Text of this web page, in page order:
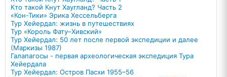
Кто такой Кнут Хаугланд? Часть 2
«Кон-Тики» Эрика Хессельберга
Тур Хейердал: жизнь в путешествиях
Тур «Король Фату–Хивский»
Тур Хейердал: 50 лет после первой экспедиции и далее
(Маркизы 1987)
Галапагосы - первая археологическая экспедиция Тура
Хейердала
Тур Хейердал: Остров Пасхи 1955–56